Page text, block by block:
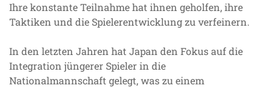
Ihre konstante Teilnahme hat ihnen geholfen, ihre
Taktiken und die Spielerentwicklung zu verfeinern.
In den letzten Jahren hat Japan den Fokus auf die
Integration jüngerer Spieler in die
Nationalmannschaft gelegt, was zu einem